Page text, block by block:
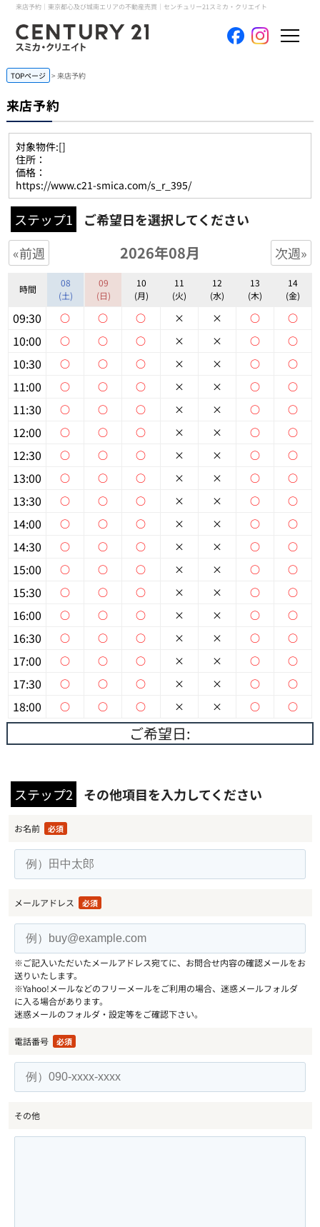
来店予約｜東京都心及び城南エリアの不動産売買｜センチュリー21スミカ・クリエイト
売りたい
コンテンツ
採用情報
会員メニュー
個人情報保護の取扱い 会員規約 サイトマップ
TOPページ 来店予約
来店予約
対象物件:[]
住所：
価格：
https://www.c21-smica.com/s_r_395/
ステップ1
ご希望日を選択してください
«前週
2026年08月 次週»
時間
09:30
10:00
10:30
11:00
11:30
12:00
12:30
13:00
13:30
14:00
14:30
15:00
15:30
16:00
16:30
17:00
17:30
18:00
08
(土)
○
○
○
○
○
○
○
○
○
○
○
○
○
○
○
○
○
○
09
(日)
○
○
○
○
○
○
○
○
○
○
○
○
○
○
○
○
○
○
10
(月)
○
○
○
○
○
○
○
○
○
○
○
○
○
○
○
○
○
○
11
(火)
×
×
×
×
×
×
×
×
×
×
×
×
×
×
×
×
×
×
12
(水)
×
×
×
×
×
×
×
×
×
×
×
×
×
×
×
×
×
×
13
(木)
○
○
○
○
○
○
○
○
○
○
○
○
○
○
○
○
○
○
14
(金)
○
○
○
○
○
○
○
○
○
○
○
○
○
○
○
○
○
○
ご希望日:
ステップ2 その他項目を入力してください
お名前 必須
メールアドレス 必須
※ご記入いただいたメールアドレス宛てに、お問合せ内容の確認メールをお
送りいたします。
※Yahoo!メールなどのフリーメールをご利用の場合、迷惑メールフォルダ
に入る場合があります。
迷惑メールのフォルダ・設定等をご確認下さい。
電話番号 必須
その他